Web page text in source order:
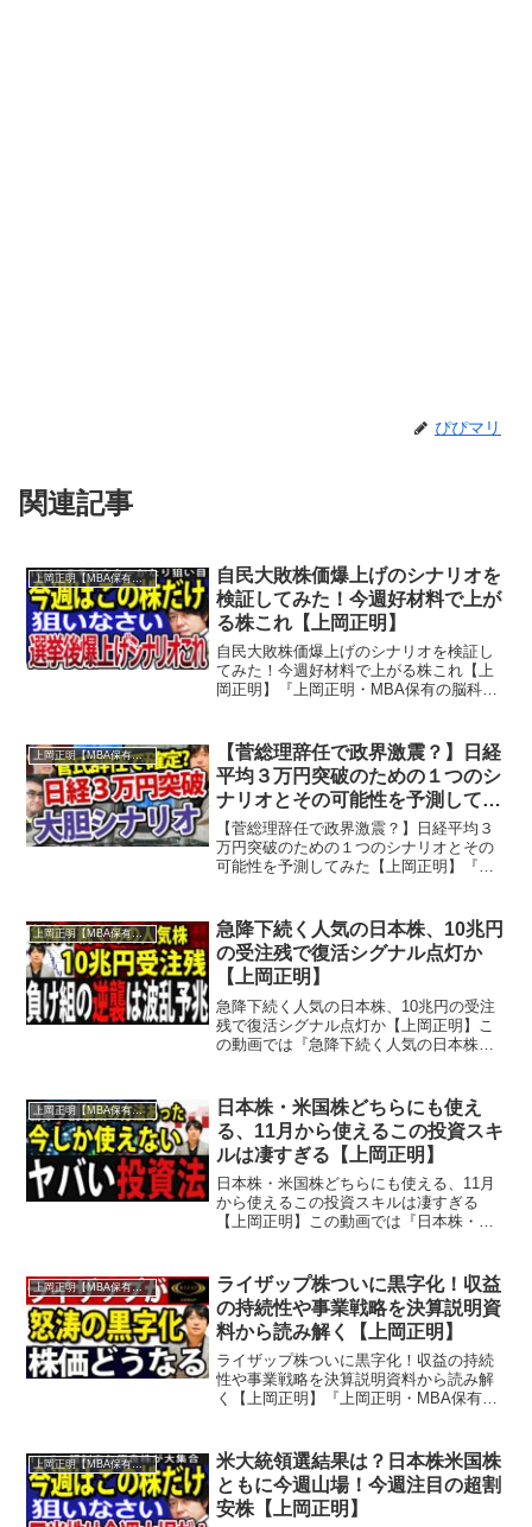
ぴぴマリ
関連記事
上岡正明【MBA保有の脳科学者】
自民大敗株価爆上げのシナリオを
検証してみた！今週好材料で上が
る株これ【上岡正明】
自民大敗株価爆上げのシナリオを検証し
てみた！今週好材料で上がる株これ【上
岡正明】『上岡正明・MBA保有の脳科学
届け。真剣に一歩抜きん出たい人のため
の番組。MBA保有の脳...
上岡正明【MBA保有の脳科学者】
【菅総理辞任で政界激震？】日経
平均３万円突破のための１つのシ
ナリオとその可能性を予測してみ
た【上岡正明】
【菅総理辞任で政界激震？】日経平均３
万円突破のための１つのシナリオとその
可能性を予測してみた【上岡正明】『上
運用、自己投資の情報をお届け。真剣に
一歩抜きん出たい人のた...
上岡正明【MBA保有の脳科学者】
急降下続く人気の日本株、10兆円
の受注残で復活シグナル点灯か
【上岡正明】
急降下続く人気の日本株、10兆円の受注
残で復活シグナル点灯か【上岡正明】こ
の動画では『急降下続く人気の日本株、
MBA保有の脳科学者』チャンネルでは…
株式投資、経済ニュー...
上岡正明【MBA保有の脳科学者】
日本株・米国株どちらにも使え
る、11月から使えるこの投資スキ
ルは凄すぎる【上岡正明】
日本株・米国株どちらにも使える、11月
から使えるこの投資スキルは凄すぎる
【上岡正明】この動画では『日本株・米
ができます。『上岡正明・MBA保有の脳
科学者』チャンネルで...
上岡正明【MBA保有の脳科学者】
ライザップ株ついに黒字化！収益
の持続性や事業戦略を決算説明資
料から読み解く【上岡正明】
ライザップ株ついに黒字化！収益の持続
性や事業戦略を決算説明資料から読み解
く【上岡正明】『上岡正明・MBA保有の
報をお届け。真剣に一歩抜きん出たい人
のための番組。MBA保...
上岡正明【MBA保有の脳科学者】
米大統領選結果は？日本株米国株
ともに今週山場！今週注目の超割
安株【上岡正明】